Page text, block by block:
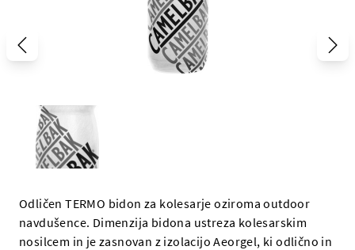
Odličen TERMO bidon za kolesarje oziroma outdoor
navdušence. Dimenzija bidona ustreza kolesarskim
nosilcem in je zasnovan z izolacijo Aeorgel, ki odlično in